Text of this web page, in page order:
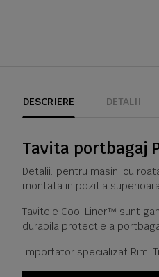
DESCRIERE DETALII
Tavita portbagaj
Detalii: pentru masini cu
montata in pozitia
Tavitele Cool Liner™ sunt
durabila protectie a
Importator specializat Rimi